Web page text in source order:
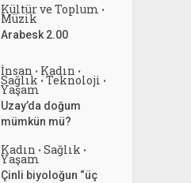
Kültür ve Toplum •
Müzik
Arabesk 2.00
İnsan • Kadın •
Sağlık • Teknoloji •
Yaşam
Uzay’da doğum
mümkün mü?
Kadın • Sağlık •
Yaşam
Çinli biyoloğun “üç